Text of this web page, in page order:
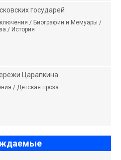
государей
/ Биографии и Мемуары /
/ История
Царапкина
/ Детская проза